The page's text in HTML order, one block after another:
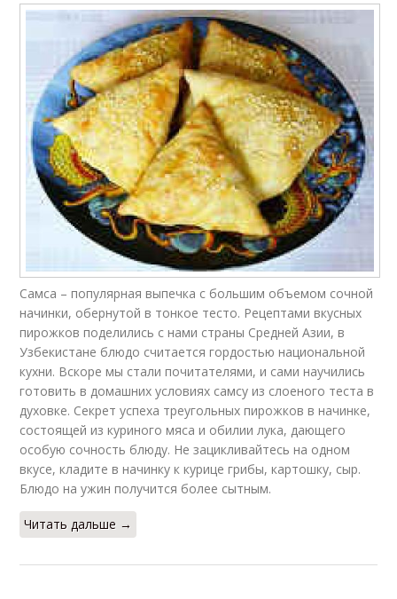
Самса – популярная выпечка с большим объемом сочной
начинки, обернутой в тонкое тесто. Рецептами вкусных
пирожков поделились с нами страны Средней Азии, в
Узбекистане блюдо считается гордостью национальной
кухни. Вскоре мы стали почитателями, и сами научились
готовить в домашних условиях самсу из слоеного теста в
духовке. Секрет успеха треугольных пирожков в начинке,
состоящей из куриного мяса и обилии лука, дающего
особую сочность блюду. Не зацикливайтесь на одном
вкусе, кладите в начинку к курице грибы, картошку, сыр.
Блюдо на ужин получится более сытным.
Читать дальше →